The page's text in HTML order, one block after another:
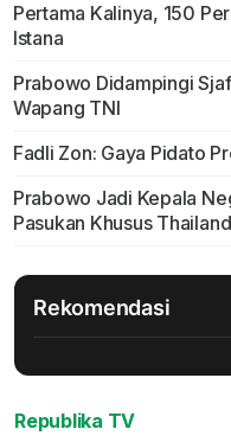
Pertama Kalinya, 150
Istana
Prabowo Didampingi
Wapang TNI
Fadli Zon: Gaya Pidato
Prabowo Jadi Kepala
Pasukan Khusus Thailand
Rekomendasi
Republika TV